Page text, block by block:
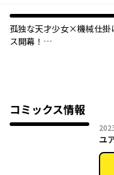
孤独な天才少女×機械仕掛
ス開幕！
持つ。
電索官エチカの仕事は、そ
しかし、“天才”的な能力
らず、組んだ相棒を病院
そんなエチカにつけられ
コミックス情報
ユ